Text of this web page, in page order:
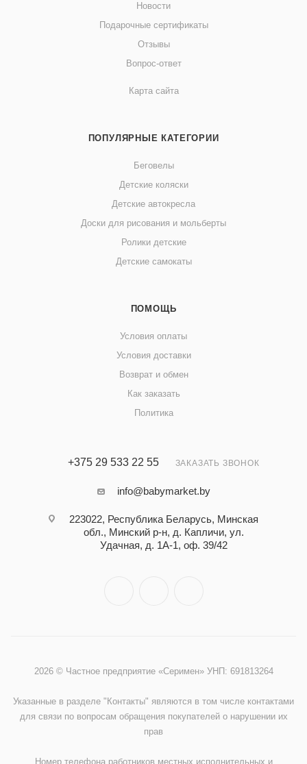
Новости
Подарочные сертификаты
Отзывы
Вопрос-ответ
Карта сайта
ПОПУЛЯРНЫЕ КАТЕГОРИИ
Беговелы
Детские коляски
Детские автокресла
Доски для рисования и мольберты
Ролики детские
Детские самокаты
ПОМОЩЬ
Условия оплаты
Условия доставки
Возврат и обмен
Как заказать
Политика
+375 29 533 22 55 ЗАКАЗАТЬ ЗВОНОК
info@babymarket.by
223022, Республика Беларусь, Минская
обл., Минский р-н, д. Капличи, ул.
Удачная, д. 1А-1, оф. 39/42
2026 © Частное предприятие «Серимен» УНП: 691813264
Указанные в разделе "Контакты" являются в том числе контактами
для связи по вопросам обращения покупателей о нарушении их
прав
Номер телефона работников местных исполнительных и